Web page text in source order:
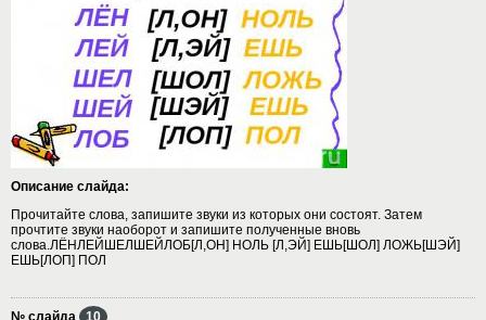
Описание слайда:
Прочитайте слова, запишите звуки из которых они состоят. Затем
прочтите звуки наоборот и запишите полученные вновь
слова.ЛЁНЛЕЙШЕЛШЕЙЛОБ[Л,ОН] НОЛЬ [Л,ЭЙ] ЕШЬ[ШОЛ] ЛОЖЬ[ШЭЙ]
ЕШЬ[ЛОП] ПОЛ
№ слайда 10